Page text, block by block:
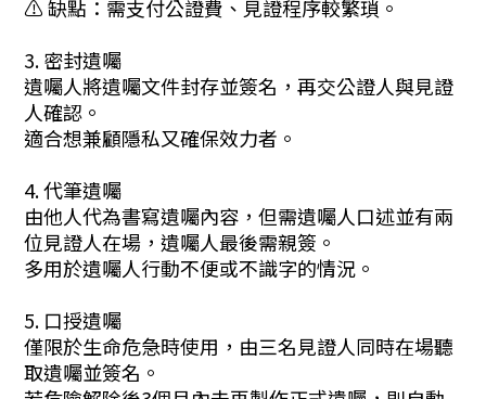
⚠️ 缺點：需支付公證費、見證程序較繁瑣。
3. 密封遺囑
遺囑人將遺囑文件封存並簽名，再交公證人與見證
人確認。
適合想兼顧隱私又確保效力者。
4. 代筆遺囑
由他人代為書寫遺囑內容，但需遺囑人口述並有兩
位見證人在場，遺囑人最後需親簽。
多用於遺囑人行動不便或不識字的情況。
5. 口授遺囑
僅限於生命危急時使用，由三名見證人同時在場聽
取遺囑並簽名。